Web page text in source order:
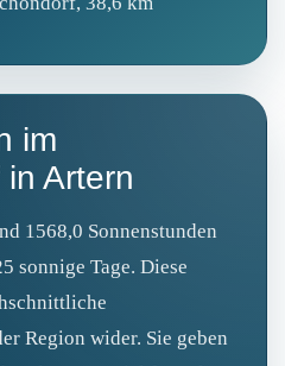
im
Artern
1568,0 Sonnenstunden
sonnige Tage. Diese
Region wider. Sie geben